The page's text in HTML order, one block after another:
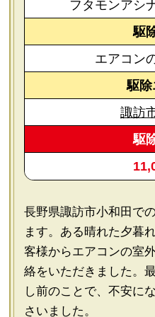
フタモンアシ
駆
エアコン
駆
諏訪
駆
長野県諏訪市小和田で
ます。ある晴れた夕暮
客様からエアコンの室
絡をいただきました。
し前のことで、不安に
さいました。